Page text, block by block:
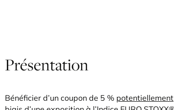
Présentation
Bénéficier d’un coupon de 5 % potentiellement